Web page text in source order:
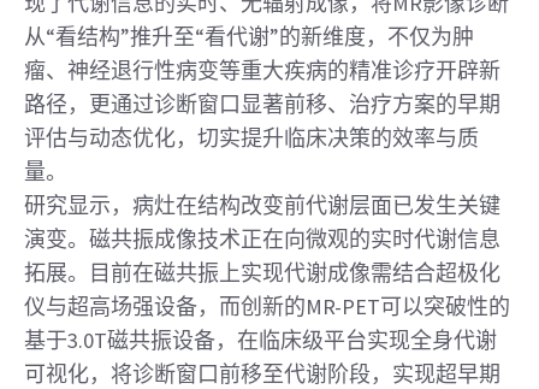
从“看结构”推升至“看代谢”的新维度，不仅为肿
瘤、神经退行性病变等重大疾病的精准诊疗开辟新
路径，更通过诊断窗口显著前移、治疗方案的早期
评估与动态优化，切实提升临床决策的效率与质
量。
研究显示，病灶在结构改变前代谢层面已发生关键
演变。磁共振成像技术正在向微观的实时代谢信息
拓展。目前在磁共振上实现代谢成像需结合超极化
仪与超高场强设备，而创新的MR-PET可以突破性的
基于3.0T磁共振设备，在临床级平台实现全身代谢
可视化，将诊断窗口前移至代谢阶段，实现超早期